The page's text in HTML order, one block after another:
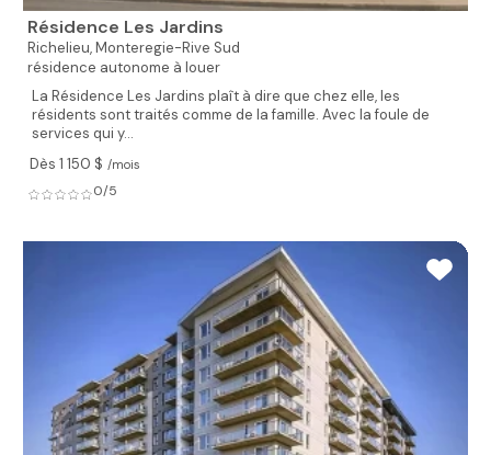
Résidence Les Jardins
Richelieu,Monteregie-Rive Sud
résidence autonome à louer
La Résidence Les Jardins plaît à dire que chez elle, les
résidents sont traités comme de la famille. Avec la foule de
services qui y...
Dès 1 150 $ /mois
0/5